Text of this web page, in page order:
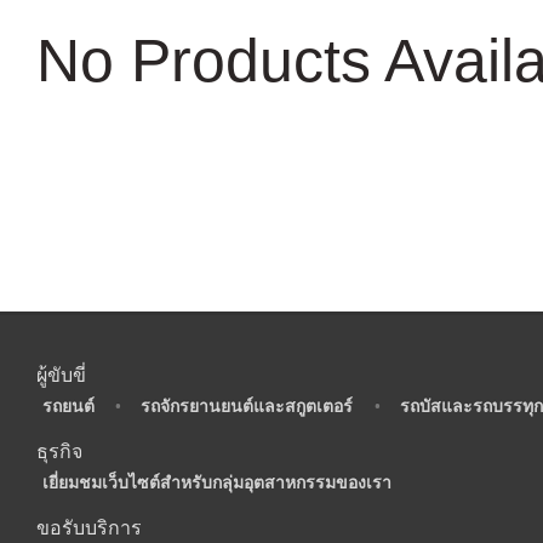
No Products
ผู้ขับขี่
รถยนต์ • รถจักรยานยนต์และสกูตเตอร์ • รถบัสและรถบรรทุก
ธุรกิจ
เยี่ยมชมเว็บไซต์สำหรับกลุ่มอุตสาหกรรมของเรา
ขอรับบริการ